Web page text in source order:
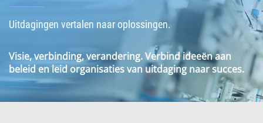
Uitdagingen vertalen naar oplossingen.
Visie, verbinding, verandering. Verbind ideeën aan
beleid en leid organisaties van uitdaging naar succes.